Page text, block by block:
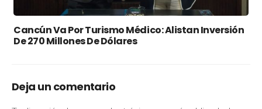
Cancún Va Por Turismo Médico: Alistan Inversión
De 270 Millones De Dólares
Deja un comentario